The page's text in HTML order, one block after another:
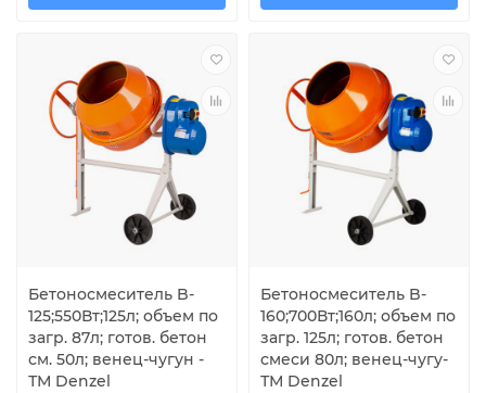
Бетоносмеситель B-
125;550Вт;125л; объем по
загр. 87л; готов. бетон
см. 50л; венец-чугун -
ТМ Denzel
Бетоносмеситель B-
160;700Вт;160л; объем по
загр. 125л; готов. бетон
смеси 80л; венец-чугу-
ТМ Denzel